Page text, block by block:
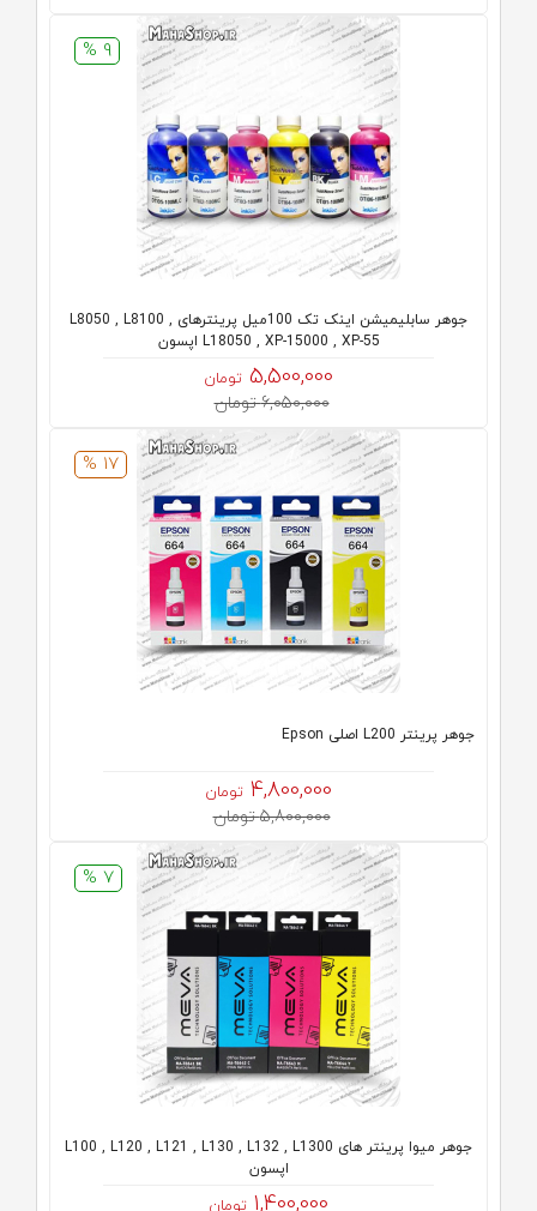
9 %
جوهر سابلیمیشن اینک تک 100میل پرینترهای L8050 , L8100 ,
L18050 , XP-15000 , XP-55 اپسون
5,500,000 تومان
6,050,000 تومان
17 %
جوهر پرینتر L200 اصلی Epson
4,800,000 تومان
5,800,000 تومان
7 %
جوهر میوا پرینتر های L100 , L120 , L121 , L130 , L132 , L1300
اپسون
1,400,000 تومان